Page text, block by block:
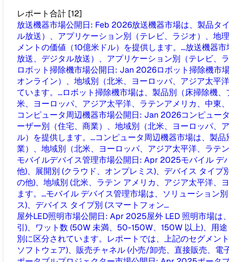
レポート合計 [12]
放送機器市場公開日: Feb 2026放送機器市場は、製品タ
ル放送）、アプリケーション別（テレビ、ラジオ）、地
メントの価値（10億米ドル）を提供します。...放送機器
放送、デジタル放送）、アプリケーション別（テレビ、
ロボット掃除機市場公開日: Jan 2026ロボット掃除機市
オンライン）、地域別（北米、ヨーロッパ、アジア太平
ています。...ロボット掃除機市場は、製品別（床掃除機
米、ヨーロッパ、アジア太平洋、ラテンアメリカ、中東
コンピュータ周辺機器市場公開日: Jan 2026コンピュー
ーザー別（住宅、商業）、地域別（北米、ヨーロッパ、
ル）を提供します。...コンピュータ周辺機器市場は、製
業）、地域別（北米、ヨーロッパ、アジア太平洋、ラテ
モバイルデバイス管理市場公開日: Apr 2025モバイル デ
他)、展開別 (クラウド、オンプレミス)、デバイス タイ
の他)、地域別 (北米、ラテン アメリカ、アジア太平洋、
ます。...モバイル デバイス管理市場は、ソリューション
ス)、デバイス タイプ別 (スマートフォン...
屋外LED照明市場公開日: Apr 2025屋外 LED 照明市場は
引)、ワット数 (50W 未満、50-150W、150W 以上)、用
別に区分されています。レポートでは、上記のセグメン
ソフトウェア)、販売チャネル (小売/卸売、直接販売、